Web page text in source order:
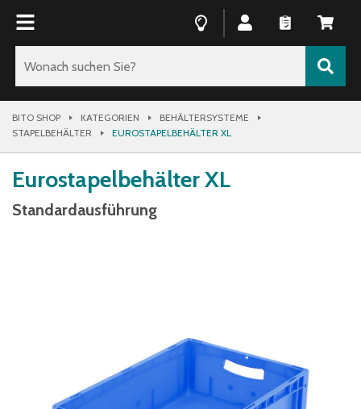
BITO SHOP KATEGORIEN
BEHÄLTERSYSTEME
STAPELBEHÄLTER
EUROSTAPELBEHÄLTER XL
Eurostapelbehälter XL
Standardausführung